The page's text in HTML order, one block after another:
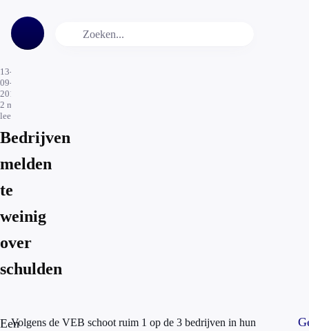
13-
09-
2015
2 min.
leestijd
Bedrijven
melden
te
weinig
over
schulden
EenVolgens de VEB schoot ruim 1 op de 3 bedrijven in hun